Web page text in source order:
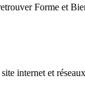
Forme et
internet et